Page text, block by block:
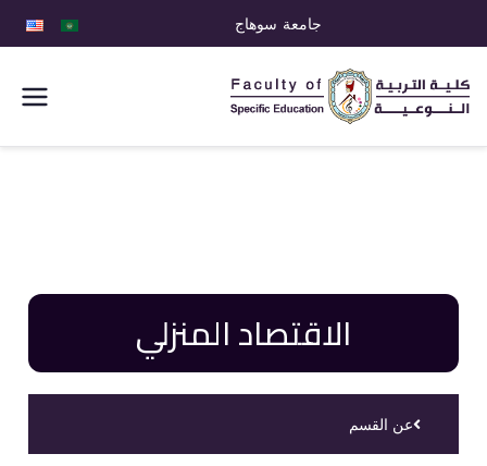
جامعة سوهاج
كلية التربية
الاقتصاد المنزلي
عن القسم